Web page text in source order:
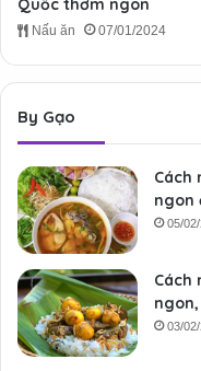
Quốc thơm ngon
Nấu ăn 07/01/2024
By Gạo
Cách
ngon
05/
Cách
03/